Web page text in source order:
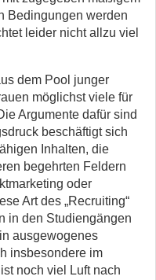
Bedingungen werden
leider nicht allzu viel
dem Pool junger
möglichst viele für
Argumente dafür sind
beschäftigt sich
Inhalten, die
begehrten Feldern
oder
Art des „Recruiting“
in den Studiengängen
ausgewogenes
insbesondere im
noch viel Luft nach